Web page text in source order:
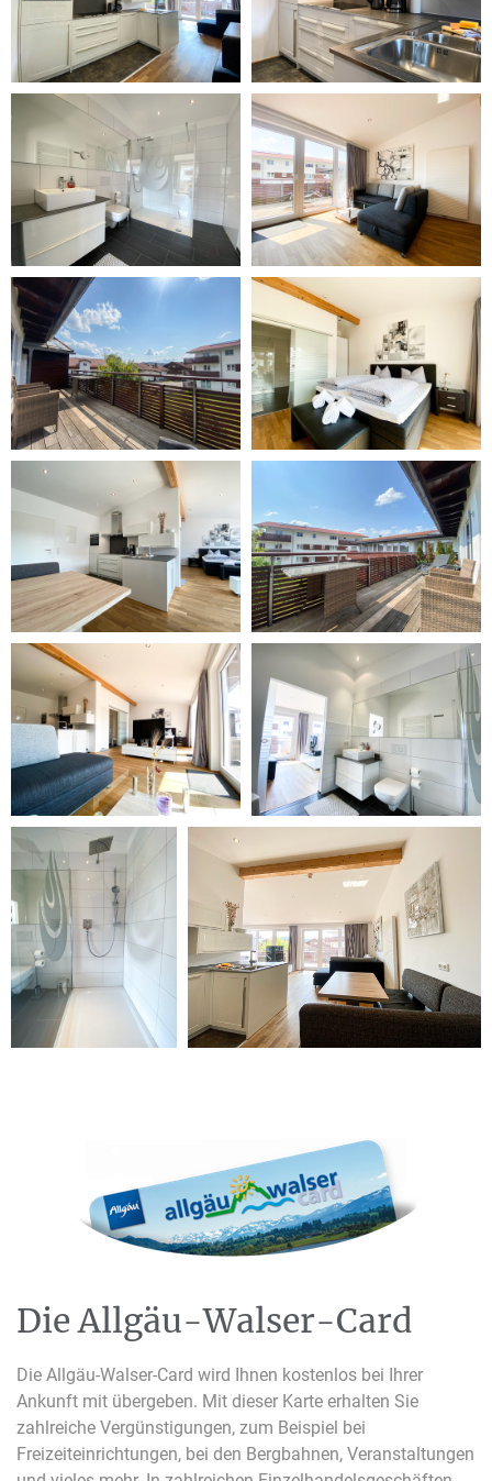
Die Allgäu-Walser-Card
Die Allgäu-Walser-Card wird Ihnen kostenlos bei Ihrer
Ankunft mit übergeben. Mit dieser Karte erhalten Sie
zahlreiche Vergünstigungen, zum Beispiel bei
Freizeiteinrichtungen, bei den Bergbahnen, Veranstaltungen